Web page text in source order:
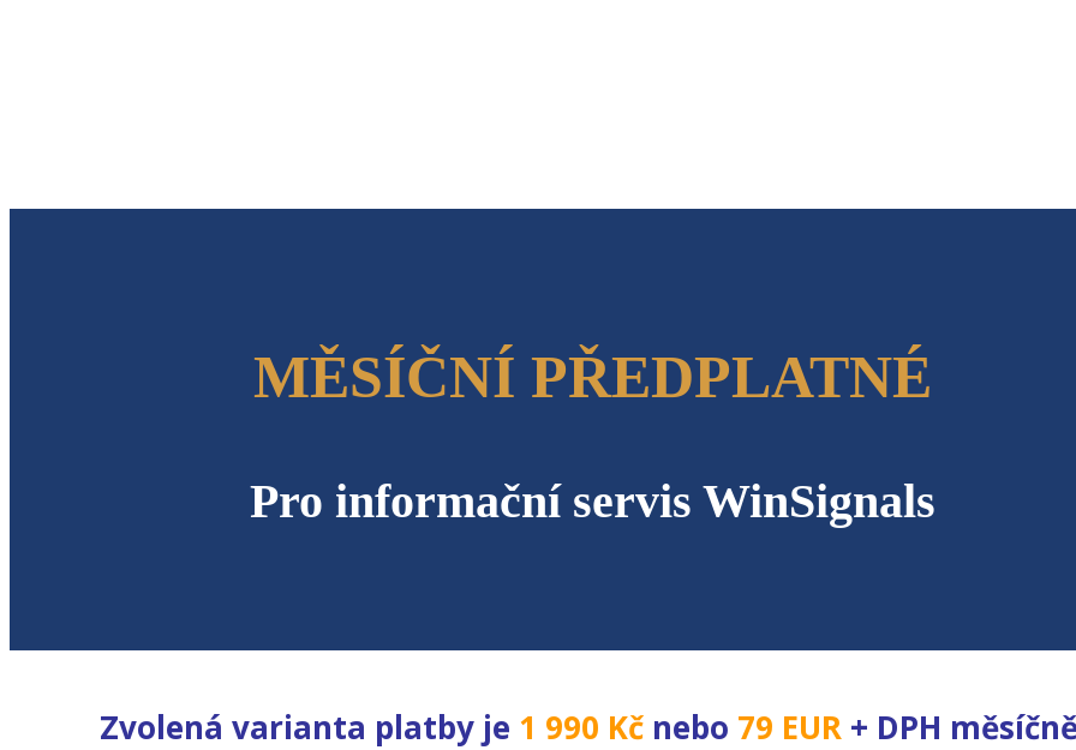
MĚSÍČNÍ PŘEDPLATNÉ
Pro informační servis WinSignals
Zvolená varianta platby je 1 990 Kčnebo 79 EUR+ DPH